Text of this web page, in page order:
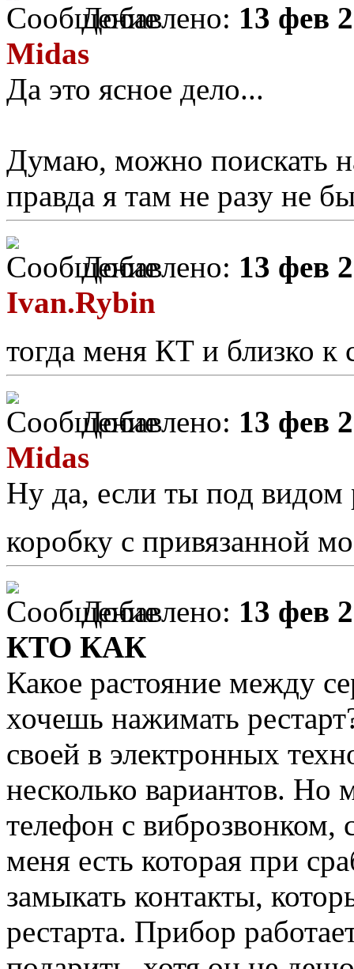
Добавлено: 13 фев
Midas
Да это ясное дело...
Думаю, можно поискать
правда я там не разу не
Добавлено: 13 фев
Ivan.Rybin
тогда меня КТ и близко к
Добавлено: 13 фев
Midas
Ну да, если ты под
коробку с привязанной
Добавлено: 13 фев
КТО КАК
Какое растояние между
хочешь нажимать
своей в электронных
несколько вариантов. Но
телефон с виброзвонком,
меня есть которая при
замыкать контакты,
рестарта. Прибор